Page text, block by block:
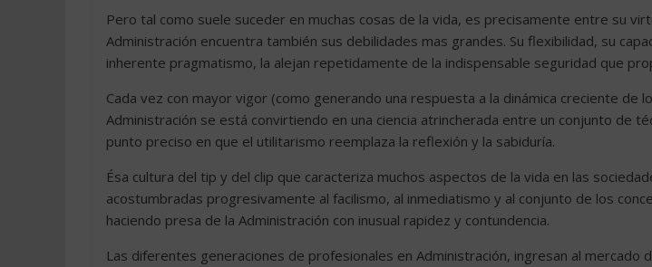
Pero tal como suele suceder en muchas cosas de la vida, es precisamente entre su
Administración encuentra también sus debilidades mas grandes. Su flexibilidad, su
inherente pragmatismo, la alejan repetidamente de la indispensable seguridad que
Cada vez con mayor vigor (como generando una respuesta a la dinámica creciente de
Administración se está convirtiendo en una ciencia atrincherada entre un conjunto de
punto preciso en que el utilitarismo reemplaza la reflexión y la sabiduría.
Ésa cultura del tip y del clip que caracteriza muchos aspectos de la vida en las
acostumbradas progresivamente al facilismo, al inmediatismo y al conjunto de los
haciendo presa de la Administración con inusual rapidez y contundencia.
Las diferentes generaciones de profesionales en Administración, ingresan al mercado